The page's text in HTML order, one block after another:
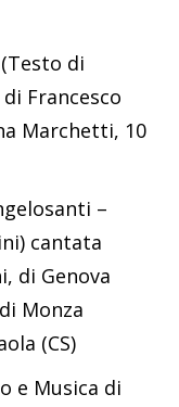
(Testo di
Francesco
Marchetti, 10
–
cantata
di Genova
Monza
(CS)
e Musica di